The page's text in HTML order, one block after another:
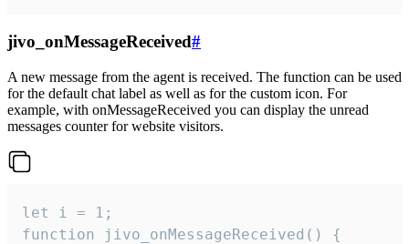
jivo_onMessageReceived#
A new message from the agent is received. The function can be used
for the default chat label as well as for the custom icon. For
example, with onMessageReceived you can display the unread
messages counter for website visitors.
let i = 1;
function jivo_onMessageReceived() {